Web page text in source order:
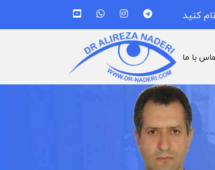
کنید
با ما